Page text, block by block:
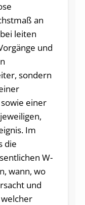
an
leiten
und
sondern
einer
Im
die
W-
wann, wo
und